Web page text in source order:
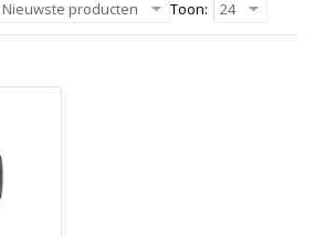
Nieuwste producten Toon: 24